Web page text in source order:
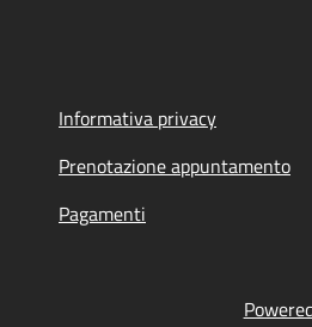
Informativa privacy
Prenotazione appuntamento
Pagamenti